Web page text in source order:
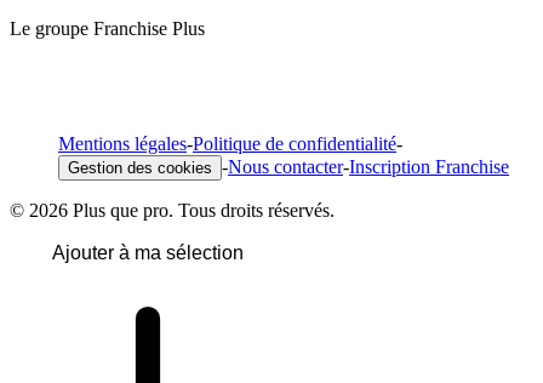
Le groupe Franchise Plus
Mentions légales-Politique de confidentialité-
Gestion des cookies -Nous contacter-Inscription Franchise
© 2026 Plus que pro. Tous droits réservés.
Ajouter à ma sélection